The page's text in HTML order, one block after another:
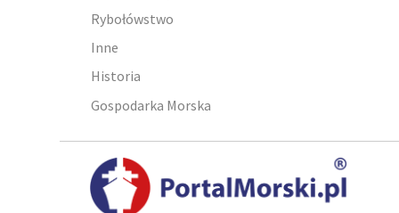
Rybołówstwo
Inne
Historia
Gospodarka Morska